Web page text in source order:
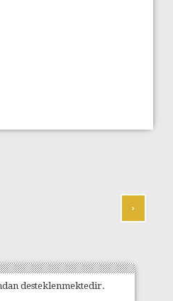
›
desteklenmektedir.